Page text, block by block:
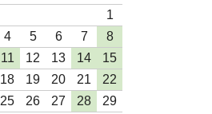
1
4 5 6 7
8
11 12 13 14
15
18 19 20 21
22
25 26 27 28
29